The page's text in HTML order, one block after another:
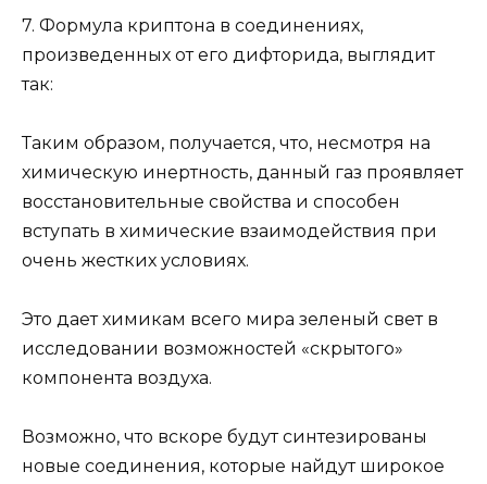
7. Формула криптона в соединениях,
произведенных от его дифторида, выглядит
так:
Таким образом, получается, что, несмотря на
химическую инертность, данный газ проявляет
восстановительные свойства и способен
вступать в химические взаимодействия при
очень жестких условиях.
Это дает химикам всего мира зеленый свет в
исследовании возможностей «скрытого»
компонента воздуха.
Возможно, что вскоре будут синтезированы
новые соединения, которые найдут широкое